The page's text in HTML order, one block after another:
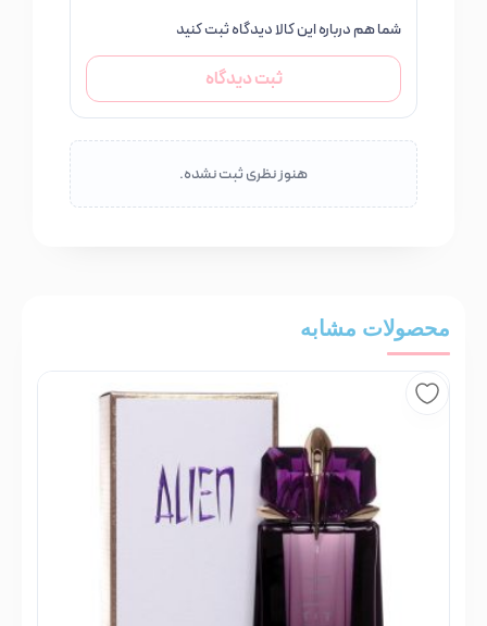
شما هم درباره این کالا دیدگاه ثبت کنید
ثبت دیدگاه
هنوز نظری ثبت نشده.
محصولات مشابه